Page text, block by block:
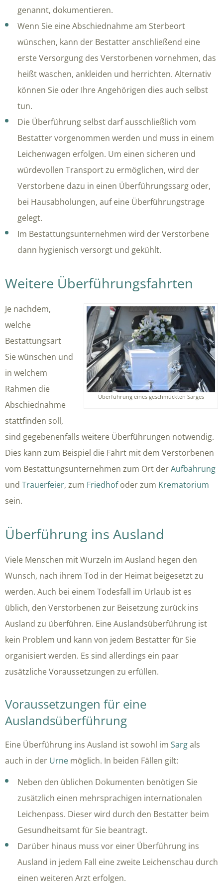
genannt, dokumentieren.
Wenn Sie eine Abschiednahme am Sterbeort
wünschen, kann der Bestatter anschließend eine
erste Versorgung des Verstorbenen vornehmen, das
heißt waschen, ankleiden und herrichten. Alternativ
können Sie oder Ihre Angehörigen dies auch selbst
tun.
Die Überführung selbst darf ausschließlich vom
Bestatter vorgenommen werden und muss in einem
Leichenwagen erfolgen. Um einen sicheren und
würdevollen Transport zu ermöglichen, wird der
Verstorbene dazu in einen Überführungssarg oder,
bei Hausabholungen, auf eine Überführungstrage
gelegt.
Im Bestattungsunternehmen wird der Verstorbene
dann hygienisch versorgt und gekühlt.
Weitere Überführungsfahrten
Überführung eines geschmückten Sarges
Je nachdem,
welche
Bestattungsart
Sie wünschen und
in welchem
Rahmen die
Abschiednahme
stattfinden soll,
sind gegebenenfalls weitere Überführungen notwendig.
Dies kann zum Beispiel die Fahrt mit dem Verstorbenen
vom Bestattungsunternehmen zum Ort derAufbahrung
und Trauerfeier, zum Friedhofoder zum Krematorium
sein.
Überführung ins Ausland
Viele Menschen mit Wurzeln im Ausland hegen den
Wunsch, nach ihrem Tod in der Heimat beigesetzt zu
werden. Auch bei einem Todesfall im Urlaub ist es
üblich, den Verstorbenen zur Beisetzung zurück ins
Ausland zu überführen. Eine Auslandsüberführung ist
kein Problem und kann von jedem Bestatter für Sie
organisiert werden. Es sind allerdings ein paar
zusätzliche Voraussetzungen zu erfüllen.
Voraussetzungen für eine
Auslandsüberführung
Eine Überführung ins Ausland ist sowohl im Sargals
auch in der Urne möglich. In beiden Fällen gilt:
Neben den üblichen Dokumenten benötigen Sie
zusätzlich einen mehrsprachigen internationalen
Leichenpass. Dieser wird durch den Bestatter beim
Gesundheitsamt für Sie beantragt.
Darüber hinaus muss vor einer Überführung ins
Ausland in jedem Fall eine zweite Leichenschau durch
einen weiteren Arzt erfolgen.